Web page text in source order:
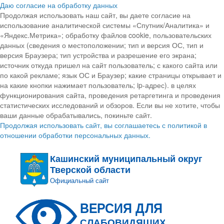
Даю согласие на обработку данных
Продолжая использовать наш сайт, вы даете согласие на
использование аналитической системы «Спутник/Аналитика» и
«Яндекс.Метрика»; обработку файлов cookie, пользовательских
данных (сведения о местоположении; тип и версия ОС, тип и
версия Браузера; тип устройства и разрешение его экрана;
источник откуда пришел на сайт пользователь; с какого сайта или
по какой рекламе; язык ОС и Браузер; какие страницы открывает и
на какие кнопки нажимает пользователь; ip-адрес). в целях
функционирования сайта, проведения ретаргетинга и проведения
статистических исследований и обзоров. Если вы не хотите, чтобы
ваши данные обрабатывались, покиньте сайт.
Продолжая использовать сайт, вы соглашаетесь с политикой в
отношении обработки персональных данных.